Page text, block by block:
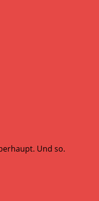
Und so.